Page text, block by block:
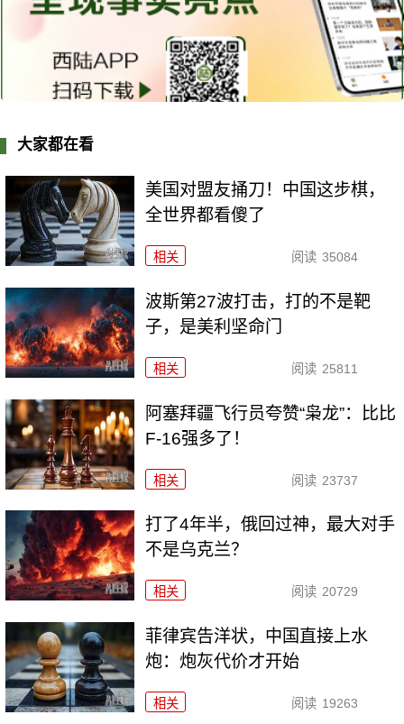
大家都在看
美国对盟友捅刀！中国这步棋，
全世界都看傻了
相关 阅读 35084
波斯第27波打击，打的不是靶
子，是美利坚命门
相关 阅读 25811
阿塞拜疆飞行员夸赞“枭龙”：比比
F-16强多了！
相关 阅读 23737
打了4年半，俄回过神，最大对手
不是乌克兰？
相关 阅读 20729
菲律宾告洋状，中国直接上水
炮：炮灰代价才开始
相关 阅读 19263